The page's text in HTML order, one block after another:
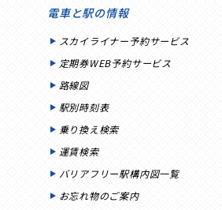
電車と駅の情報
スカイライナー予約サービス
定期券WEB予約サービス
路線図
駅別時刻表
乗り換え検索
運賃検索
バリアフリー駅構内図一覧
お忘れ物のご案内